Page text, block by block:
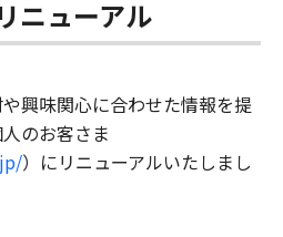
ニューアル
興味関心に合わせた情報を提
のお客さま
）にリニューアルいたしまし